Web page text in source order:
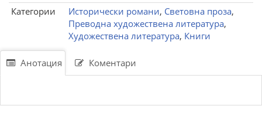
Категории
Исторически романи, Световна проза,
Преводна художествена литература,
Художествена литература, Книги
Анотация Коментари